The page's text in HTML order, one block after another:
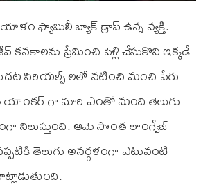
ఫ్యామిలీ బ్యాక్ డ్రాప్ ఉన్న వ్యక్తి.
కనకాలను ప్రేమించి పెళ్లి చేసుకొని ఇక్కడే
సిరియల్స్ లలో నటించి మంచి పేరు
యాంకర్ గా మారి ఎంతో మంది తెలుగు
నిలుస్తుంది. ఆమె సొంత లాంగ్వేజ్
తెలుగు అనర్గళంగా ఎటువంటి